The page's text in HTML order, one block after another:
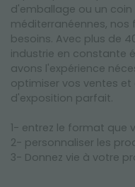
d'emballage ou un
méditerranéennes,
besoins. Avec plus de
industrie en constante
avons l'expérience
optimiser vos ventes
d'exposition parfait.
1- entrez le format que
2- personnaliser les
3- Donnez vie à votre